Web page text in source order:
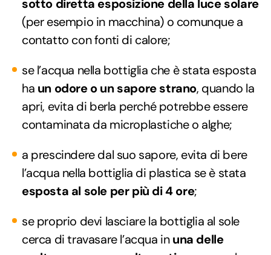
sotto diretta esposizione della luce solare
(per esempio in macchina) o comunque a
contatto con fonti di calore;
se l’acqua nella bottiglia che è stata esposta
ha un odore o un sapore strano, quando la
apri, evita di berla perché potrebbe essere
contaminata da microplastiche o alghe;
a prescindere dal suo sapore, evita di bere
l’acqua nella bottiglia di plastica se è stata
esposta al sole per più di 4 ore;
se proprio devi lasciare la bottiglia al sole
cerca di travasare l’acqua inuna delle